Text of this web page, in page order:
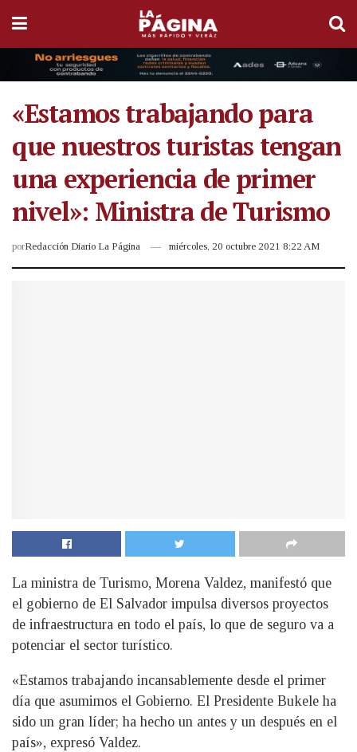
«Estamos trabajando para
que nuestros turistas tengan
una experiencia de primer
nivel»: Ministra de Turismo
porRedacción Diario La Página miércoles, 20 octubre 2021 8:22 AM
La ministra de Turismo, Morena Valdez, manifestó que
el gobierno de El Salvador impulsa diversos proyectos
de infraestructura en todo el país, lo que de seguro va a
potenciar el sector turístico.
«Estamos trabajando incansablemente desde el primer
día que asumimos el Gobierno. El Presidente Bukele ha
sido un gran líder; ha hecho un antes y un después en el
país», expresó Valdez.